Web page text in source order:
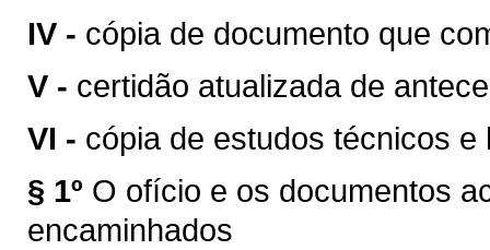
IV - cópia de documento que
V - certidão atualizada de
VI - cópia de estudos técnicos
§ 1º O ofício e os documentos
encaminhados